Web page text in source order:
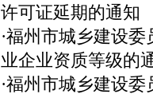
许可证延期的通知
·福州市城乡建设委
业企业资质等级的
·福州市城乡建设委